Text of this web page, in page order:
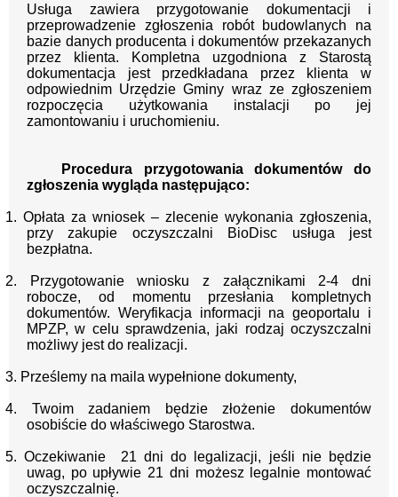
Usługa zawiera przygotowanie dokumentacji i
przeprowadzenie zgłoszenia robót budowlanych na
bazie danych producenta i dokumentów przekazanych
przez klienta. Kompletna uzgodniona z Starostą
dokumentacja jest przedkładana przez klienta w
odpowiednim Urzędzie Gminy wraz ze zgłoszeniem
rozpoczęcia użytkowania instalacji po jej
zamontowaniu i uruchomieniu.
Procedura przygotowania dokumentów do
zgłoszenia wygląda następująco:
1. Opłata za wniosek – zlecenie wykonania zgłoszenia,
przy zakupie oczyszczalni BioDisc usługa jest
bezpłatna.
2. Przygotowanie wniosku z załącznikami 2-4 dni
robocze, od momentu przesłania kompletnych
dokumentów. Weryfikacja informacji na geoportalu i
MPZP, w celu sprawdzenia, jaki rodzaj oczyszczalni
możliwy jest do realizacji.
3. Prześlemy na maila wypełnione dokumenty,
4. Twoim zadaniem będzie złożenie dokumentów
osobiście do właściwego Starostwa.
5. Oczekiwanie 21 dni do legalizacji, jeśli nie będzie
uwag, po upływie 21 dni możesz legalnie montować
oczyszczalnię.